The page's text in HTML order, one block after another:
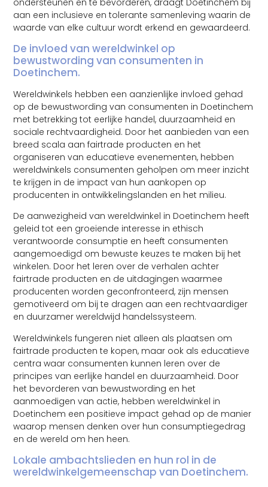
aan een inclusieve en tolerante samenleving waarin de
waarde van elke cultuur wordt erkend en gewaardeerd.
De invloed van wereldwinkel op
bewustwording van consumenten in
Doetinchem.
Wereldwinkels hebben een aanzienlijke invloed gehad
op de bewustwording van consumenten in Doetinchem
met betrekking tot eerlijke handel, duurzaamheid en
sociale rechtvaardigheid. Door het aanbieden van een
breed scala aan fairtrade producten en het
organiseren van educatieve evenementen, hebben
wereldwinkels consumenten geholpen om meer inzicht
te krijgen in de impact van hun aankopen op
producenten in ontwikkelingslanden en het milieu.
De aanwezigheid van wereldwinkel in Doetinchem heeft
geleid tot een groeiende interesse in ethisch
verantwoorde consumptie en heeft consumenten
aangemoedigd om bewuste keuzes te maken bij het
winkelen. Door het leren over de verhalen achter
fairtrade producten en de uitdagingen waarmee
producenten worden geconfronteerd, zijn mensen
gemotiveerd om bij te dragen aan een rechtvaardiger
en duurzamer wereldwijd handelssysteem.
Wereldwinkels fungeren niet alleen als plaatsen om
fairtrade producten te kopen, maar ook als educatieve
centra waar consumenten kunnen leren over de
principes van eerlijke handel en duurzaamheid. Door
het bevorderen van bewustwording en het
aanmoedigen van actie, hebben wereldwinkel in
Doetinchem een positieve impact gehad op de manier
waarop mensen denken over hun consumptiegedrag
en de wereld om hen heen.
Lokale ambachtslieden en hun rol in de
wereldwinkelgemeenschap van Doetinchem.